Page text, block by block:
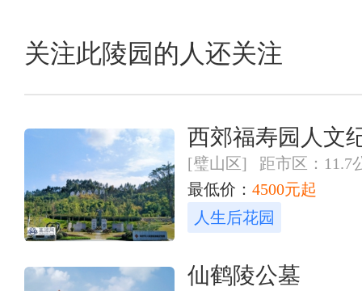
关注此陵园的人还关注
西郊福寿园人文
[璧山区] 距市区：11.7
最低价： 4500元起
人生后花园
仙鹤陵公墓